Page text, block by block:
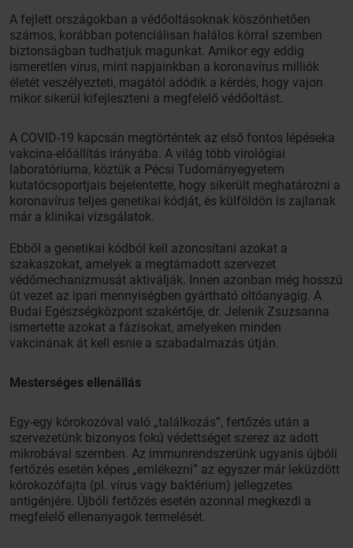
A fejlett országokban a védőoltásoknak köszönhetően
számos, korábban potenciálisan halálos kórral szemben
biztonságban tudhatjuk magunkat. Amikor egy eddig
ismeretlen vírus, mint napjainkban a koronavírus milliók
életét veszélyezteti, magától adódik a kérdés, hogy vajon
mikor sikerül kifejleszteni a megfelelő védőoltást.
A COVID-19 kapcsán megtörténtek az első fontos lépéseka
vakcina-előállítás irányába. A világ több virológiai
laboratóriuma, köztük a Pécsi Tudományegyetem
kutatócsoportjais bejelentette, hogy sikerült meghatározni a
koronavírus teljes genetikai kódját, és külföldön is zajlanak
már a klinikai vizsgálatok.
Ebből a genetikai kódból kell azonosítani azokat a
szakaszokat, amelyek a megtámadott szervezet
védőmechanizmusát aktiválják. Innen azonban még hosszú
út vezet az ipari mennyiségben gyártható oltóanyagig. A
Budai Egészségközpont szakértője, dr. Jelenik Zsuzsanna
ismertette azokat a fázisokat, amelyeken minden
vakcinának át kell esnie a szabadalmazás útján.
Mesterséges ellenállás
Egy-egy kórokozóval való „találkozás”, fertőzés után a
szervezetünk bizonyos fokú védettséget szerez az adott
mikrobával szemben. Az immunrendszerünk ugyanis újbóli
fertőzés esetén képes „emlékezni” az egyszer már leküzdött
kórokozófajta (pl. vírus vagy baktérium) jellegzetes
antigénjére. Újbóli fertőzés esetén azonnal megkezdi a
megfelelő ellenanyagok termelését.